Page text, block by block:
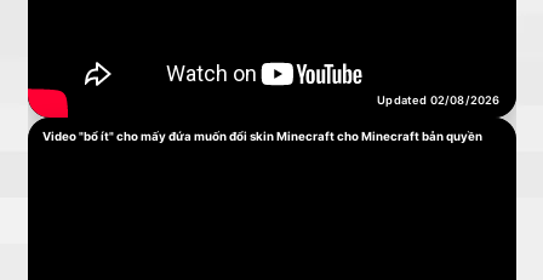
Updated 02/08/2026
Video "bổ ít" cho mấy đứa muốn đổi skin Minecraft cho Minecraft bản quyền